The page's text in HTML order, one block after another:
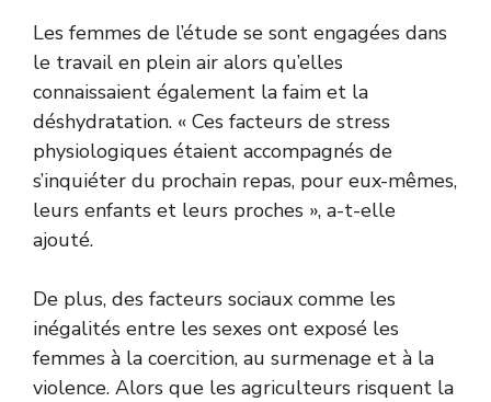
Les femmes de l’étude se sont engagées dans
le travail en plein air alors qu’elles
connaissaient également la faim et la
déshydratation. « Ces facteurs de stress
physiologiques étaient accompagnés de
s’inquiéter du prochain repas, pour eux-mêmes,
leurs enfants et leurs proches », a-t-elle
ajouté.
De plus, des facteurs sociaux comme les
inégalités entre les sexes ont exposé les
femmes à la coercition, au surmenage et à la
violence. Alors que les agriculteurs risquent la